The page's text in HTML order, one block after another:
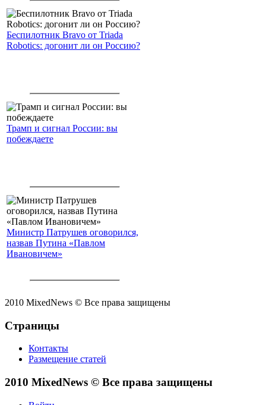
Беспилотник Bravo от Triada
Robotics: догонит ли он Россию?
Трамп и сигнал России: вы
побеждаете
Министр Патрушев оговорился,
назвав Путина «Павлом
Ивановичем»
2010 MixedNews © Все права защищены
Страницы
Контакты
Размещение статей
2010 MixedNews © Все права защищены